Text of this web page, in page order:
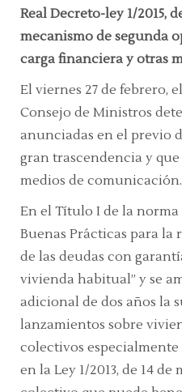
Real Decreto-ley 1/2015,
mecanismo de segunda
carga financiera y otras
El viernes 27 de febrero,
Consejo de Ministros
anunciadas en el previo
gran trascendencia y
medios de comunicación.
En el Título I de la norma
Buenas Prácticas para
de las deudas con
vivienda habitual” y se
adicional de dos años la
lanzamientos sobre
colectivos
en la Ley 1/2013, de 14 de